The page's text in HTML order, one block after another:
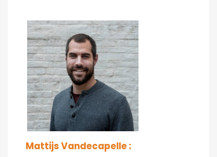
Mattijs Vandecapelle :